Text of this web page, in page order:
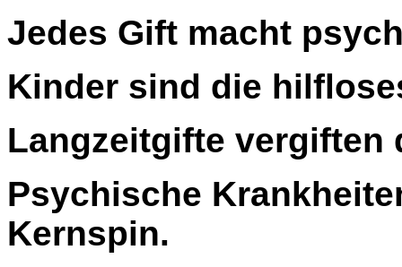
Jedes Gift macht
Kinder sind die
Langzeitgifte vergiften
Psychische
Kernspin.